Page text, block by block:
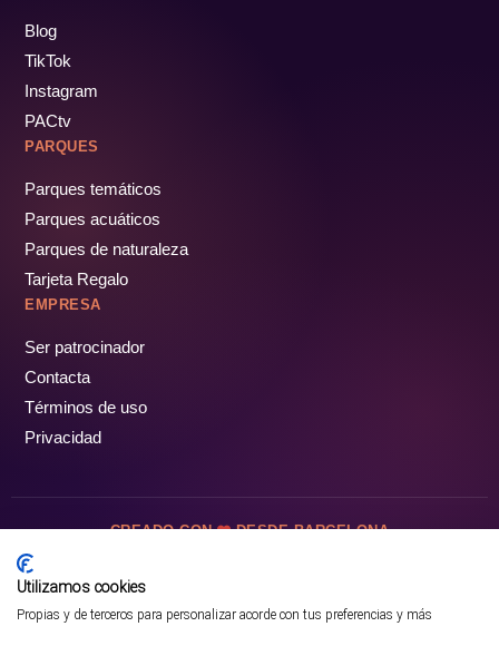
Blog
TikTok
Instagram
PACtv
PARQUES
Parques temáticos
Parques acuáticos
Parques de naturaleza
Tarjeta Regalo
EMPRESA
Ser patrocinador
Contacta
Términos de uso
Privacidad
CREADO CON DESDE BARCELONA
Utilizamos cookies
Propias y de terceros para personalizar acorde con tus preferencias y más